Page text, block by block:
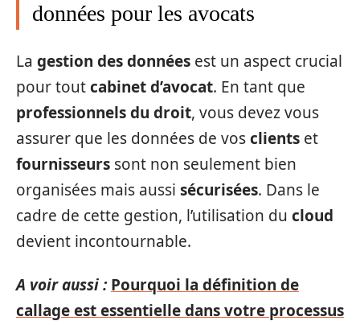
données pour les avocats
La gestion des données est un aspect crucial
pour toutcabinet d’avocat. En tant que
professionnels du droit, vous devez vous
assurer que les données de vosclients et
fournisseurs sont non seulement bien
organisées mais aussi sécurisées. Dans le
cadre de cette gestion, l’utilisation du cloud
devient incontournable.
A voir aussi : Pourquoi la définition de
callage est essentielle dans votre processus